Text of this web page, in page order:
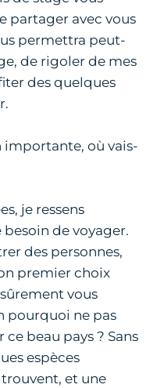
partager avec vous
permettra peut-
de rigoler de mes
des quelques
importante, où vais-
je ressens
de voyager.
des personnes,
premier choix
vous
pourquoi ne pas
beau pays ? Sans
espèces
et une